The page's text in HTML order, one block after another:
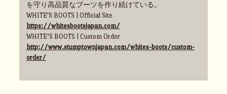
を守り高品質なブーツを作り続けている。
WHITE'S BOOTS | Official Site
https://whitesbootsjapan.com/
WHITE’S BOOTS | Custom Order
http://www.stumptownjapan.com/whites-boots/custom-
order/